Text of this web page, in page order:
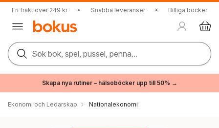
Fri frakt över 249 kr • Snabba leveranser • Billiga böcker
Sök bok, spel, pussel, penna...
Skapa nya rutiner – hälsoböcker upp till 50% →
Ekonomi och Ledarskap Nationalekonomi